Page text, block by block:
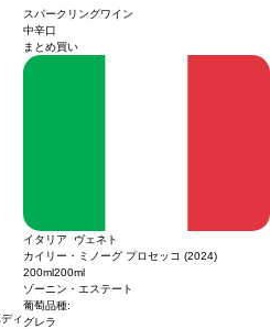
ズ、加工肉、フルーツなどと好相性
認証ヴィーガン認証
場合は自動的に次のヴィンテージに変更さ
ッシュが続く。 音楽だけでなくワイン造り
人気を博したカイリーがプロセッコをプロ
が施されていて、プレゼントに最適！
ズ、加工肉、フルーツなどと好相性
場合は自動的に次のヴィンテージに変更さ
ィ
スパークリングワイン
中辛口
まとめ買い
イタリア ヴェネト
カイリー・ミノーグ プロセッコ (2024)
200ml200ml
ゾーニン・エステート
葡萄品種:
グレラ